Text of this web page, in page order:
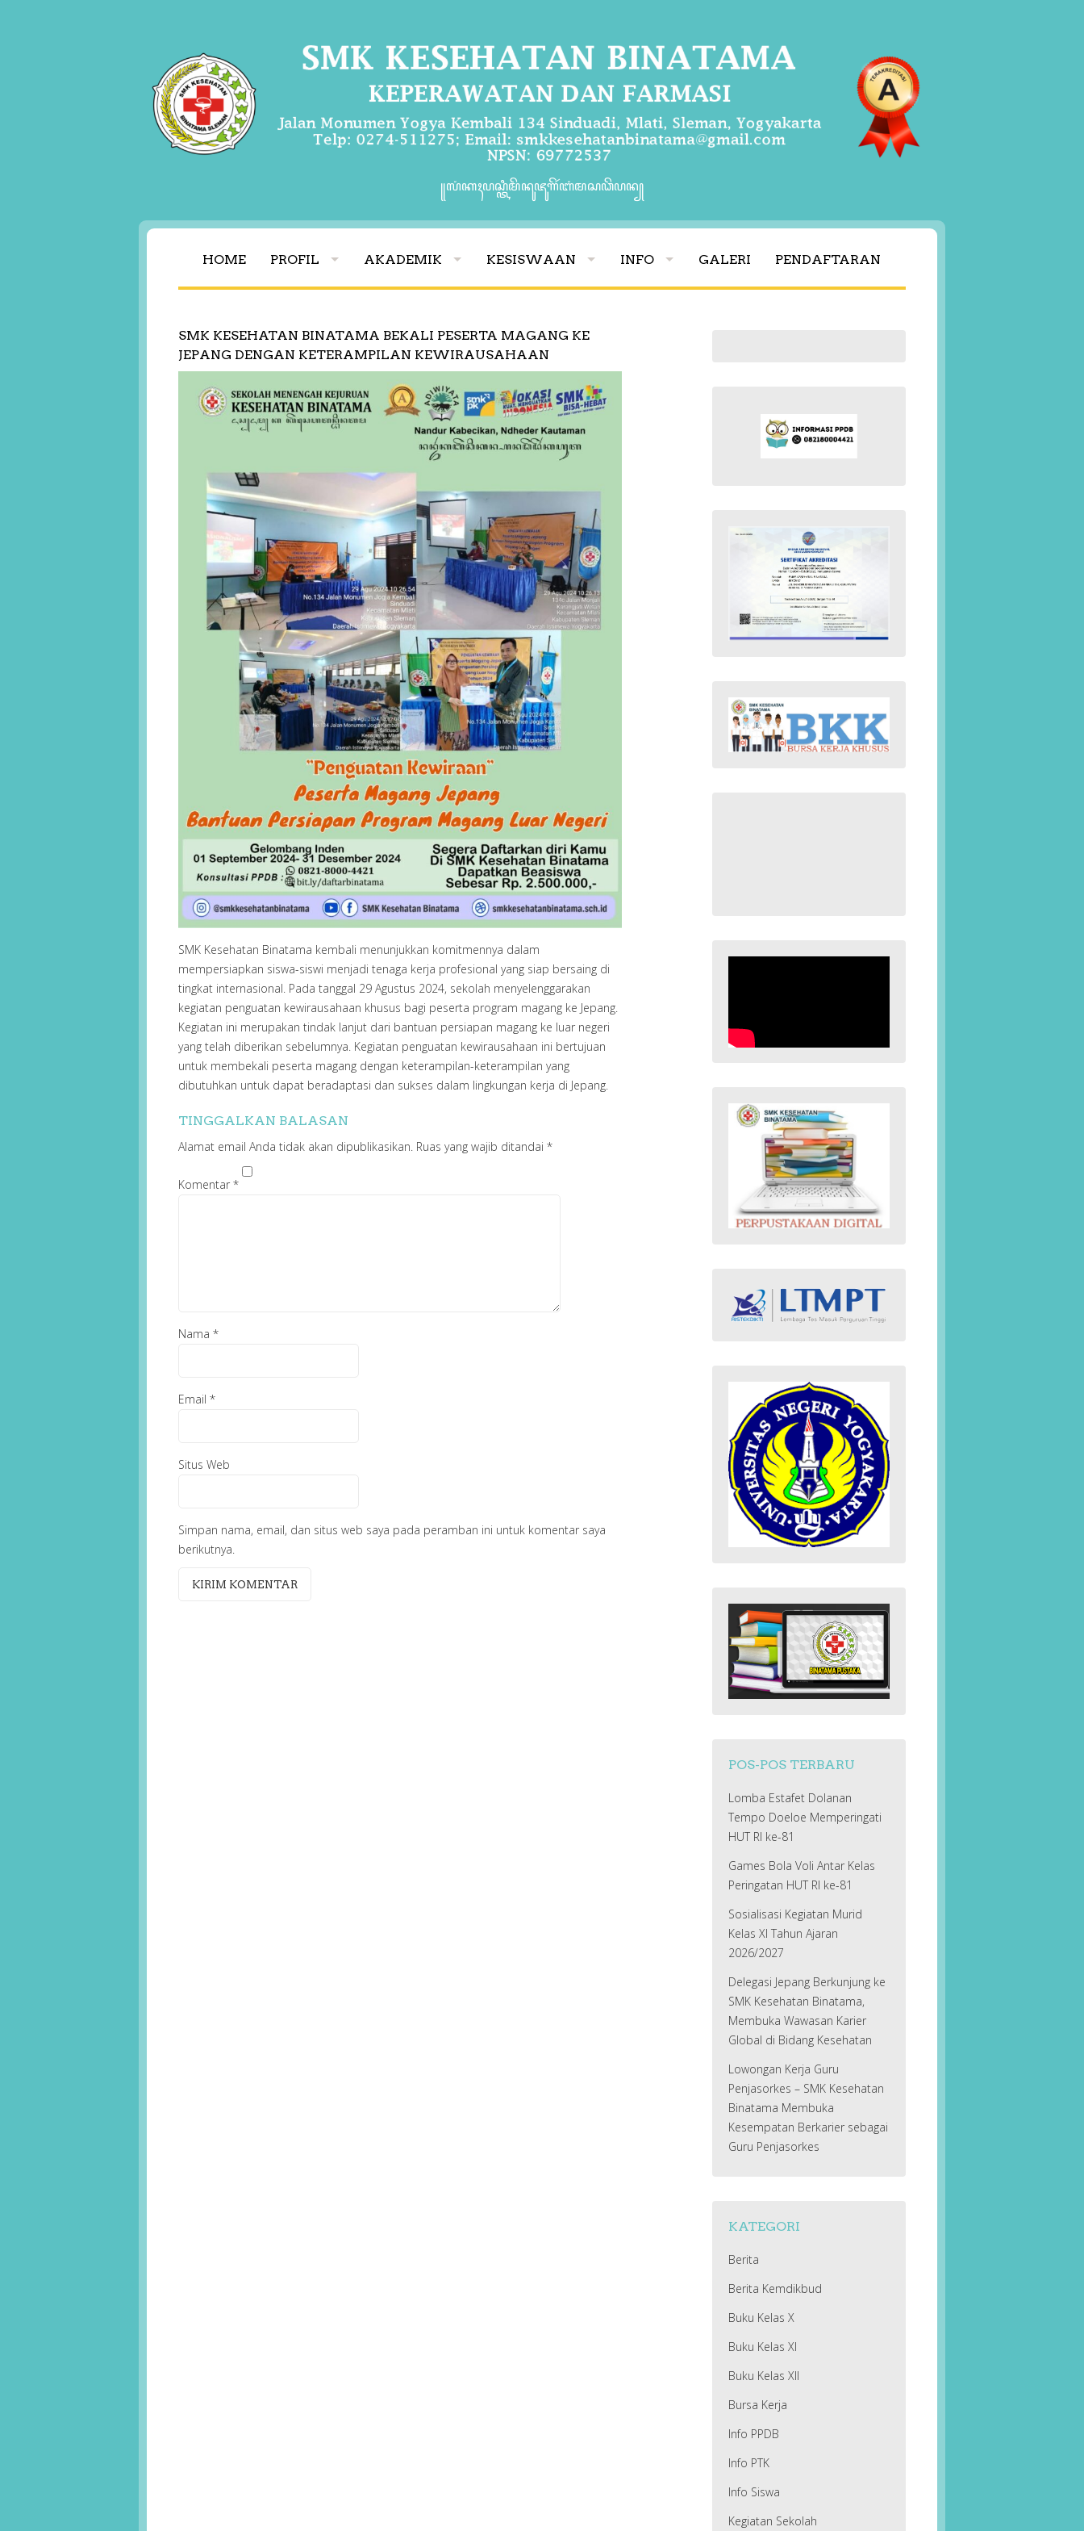
꧋ꦭꦁꦏꦃꦥꦱ꧀ꦠꦶꦩꦼꦤꦸꦗꦸꦒꦼꦂꦧꦁꦩꦱꦣꦼꦥꦤ꧀
HOME PROFIL AKADEMIK KESISWAAN INFO GALERI PENDAFTARAN
SMK KESEHATAN BINATAMA BEKALI PESERTA MAGANG KE
JEPANG DENGAN KETERAMPILAN KEWIRAUSAHAAN
SMK Kesehatan Binatama kembali menunjukkan komitmennya dalam
mempersiapkan siswa-siswi menjadi tenaga kerja profesional yang siap bersaing di
tingkat internasional. Pada tanggal 29 Agustus 2024, sekolah menyelenggarakan
kegiatan penguatan kewirausahaan khusus bagi peserta program magang ke Jepang.
Kegiatan ini merupakan tindak lanjut dari bantuan persiapan magang ke luar negeri
yang telah diberikan sebelumnya. Kegiatan penguatan kewirausahaan ini bertujuan
untuk membekali peserta magang dengan keterampilan-keterampilan yang
dibutuhkan untuk dapat beradaptasi dan sukses dalam lingkungan kerja di Jepang.
TINGGALKAN BALASAN
Alamat email Anda tidak akan dipublikasikan. Ruas yang wajib ditandai*
Komentar*
Nama*
Email*
Situs Web
Simpan nama, email, dan situs web saya pada peramban ini untuk komentar saya
berikutnya.
POS-POS TERBARU
Lomba Estafet Dolanan
Tempo Doeloe Memperingati
HUT RI ke-81
Games Bola Voli Antar Kelas
Peringatan HUT RI ke-81
Sosialisasi Kegiatan Murid
Kelas XI Tahun Ajaran
2026/2027
Delegasi Jepang Berkunjung ke
SMK Kesehatan Binatama,
Membuka Wawasan Karier
Global di Bidang Kesehatan
Lowongan Kerja Guru
Penjasorkes – SMK Kesehatan
Binatama Membuka
Kesempatan Berkarier sebagai
Guru Penjasorkes
KATEGORI
Berita
Berita Kemdikbud
Buku Kelas X
Buku Kelas XI
Buku Kelas XII
Bursa Kerja
Info PPDB
Info PTK
Info Siswa
Kegiatan Sekolah